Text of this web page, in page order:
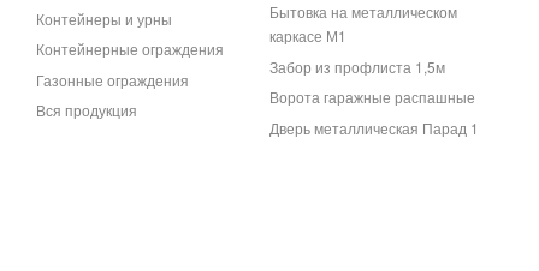
Контейнеры и урны
Контейнерные ограждения
Газонные ограждения
Вся продукция
Бытовка на металлическом
каркасе М1
Забор из профлиста 1,5м
Ворота гаражные распашные
Дверь металлическая Парад 1